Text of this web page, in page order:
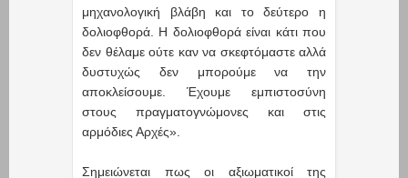
μηχανολογική βλάβη και το δεύτερο η
δολιοφθορά. Η δολιοφθορά είναι κάτι που
δεν θέλαμε ούτε καν να σκεφτόμαστε αλλά
δυστυχώς δεν μπορούμε να την
αποκλείσουμε. Έχουμε εμπιστοσύνη
στους πραγματογνώμονες και στις
αρμόδιες Αρχές».
Σημειώνεται πως οι αξιωματικοί της